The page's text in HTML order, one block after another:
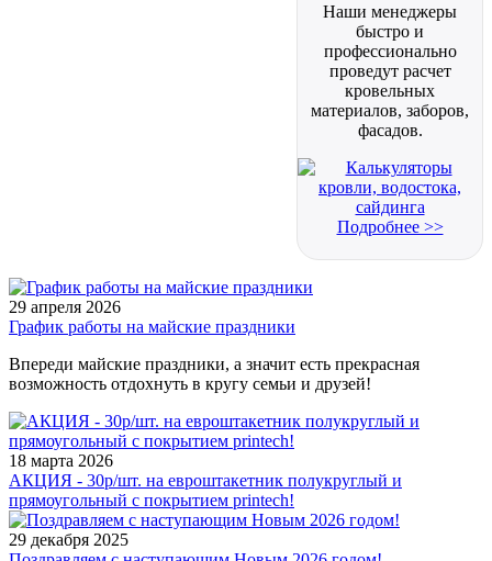
Наши менеджеры
быстро и
профессионально
проведут расчет
кровельных
материалов, заборов,
фасадов.
Подробнее >>
29 апреля 2026
График работы на майские праздники
Впереди майские праздники, а значит есть прекрасная
возможность отдохнуть в кругу семьи и друзей!
18 марта 2026
АКЦИЯ - 30р/шт. на евроштакетник полукруглый и
прямоугольный с покрытием printech!
29 декабря 2025